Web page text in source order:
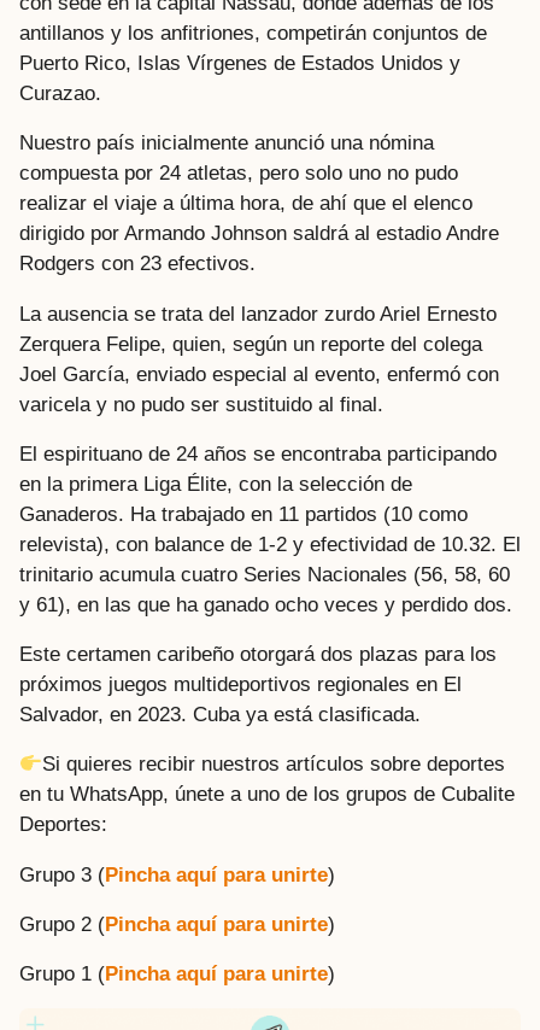
antillanos y los anfitriones, competirán conjuntos de
Puerto Rico, Islas Vírgenes de Estados Unidos y
Curazao.
Nuestro país inicialmente anunció una nómina
compuesta por 24 atletas, pero solo uno no pudo
realizar el viaje a última hora, de ahí que el elenco
dirigido por Armando Johnson saldrá al estadio Andre
Rodgers con 23 efectivos.
La ausencia se trata del lanzador zurdo Ariel Ernesto
Zerquera Felipe, quien, según un reporte del colega
Joel García, enviado especial al evento, enfermó con
varicela y no pudo ser sustituido al final.
El espirituano de 24 años se encontraba participando
en la primera Liga Élite, con la selección de
Ganaderos. Ha trabajado en 11 partidos (10 como
relevista), con balance de 1-2 y efectividad de 10.32. El
trinitario acumula cuatro Series Nacionales (56, 58, 60
y 61), en las que ha ganado ocho veces y perdido dos.
Este certamen caribeño otorgará dos plazas para los
próximos juegos multideportivos regionales en El
Salvador, en 2023. Cuba ya está clasificada.
Si quieres recibir nuestros artículos sobre deportes
en tu WhatsApp, únete a uno de los grupos de Cubalite
Deportes:
Grupo 3 (Pincha aquí para unirte)
Grupo 2 (Pincha aquí para unirte)
Grupo 1 (Pincha aquí para unirte)